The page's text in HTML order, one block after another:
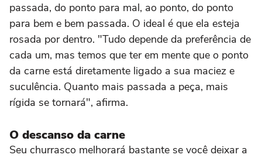
passada, do ponto para mal, ao ponto, do ponto
para bem e bem passada. O ideal é que ela esteja
rosada por dentro. "Tudo depende da preferência de
cada um, mas temos que ter em mente que o ponto
da carne está diretamente ligado a sua maciez e
suculência. Quanto mais passada a peça, mais
rígida se tornará", afirma.
O descanso da carne
Seu churrasco melhorará bastante se você deixar a